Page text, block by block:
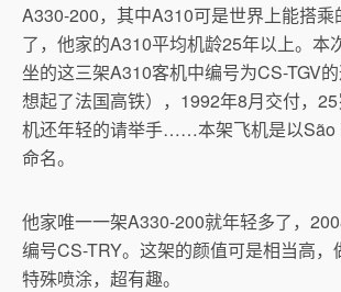
A330-200，其中A310可是世界上能搭乘
了，他家的A310平均机龄25年以上。本
坐的这三架A310客机中编号为CS-TGV
想起了法国高铁），1992年8月交付，
机还年轻的请举手……本架飞机是以São
命名。
他家唯一一架A330-200就年轻多了，
编号CS-TRY。这架的颜值可是相当高，
特殊喷涂，超有趣。